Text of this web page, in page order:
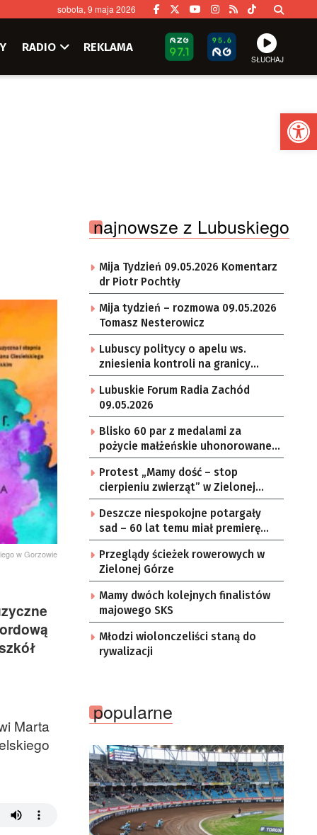
sobota, 9 maja 2026
RADIO REKLAMA
SŁUCHAJ
w Gorzowie
Marta
najnowsze z Lubuskiego
Mija Tydzień 09.05.2026 Komentarz
dr Piotr Pochtły
Mija tydzień – rozmowa 09.05.2026
Tomasz Nesterowicz
Lubuscy politycy o apelu ws.
zniesienia kontroli na granicy
Polski i Niemiec
Lubuskie Forum Radia Zachód
09.05.2026
Blisko 60 par z medalami za
pożycie małżeńskie uhonorowane
w gorzowskiej Filharmonii [GALERIA
ZDJĘĆ]
Protest „Mamy dość – stop
cierpieniu zwierząt” w Zielonej
Górze [ZDJĘCIA]
Deszcze niespokojne potargały
sad – 60 lat temu miał premierę
serial „Czterej pancerni i pies”
Przeglądy ścieżek rowerowych w
Zielonej Górze
Mamy dwóch kolejnych finalistów
majowego SKS
Młodzi wiolonczeliści staną do
rywalizacji
popularne